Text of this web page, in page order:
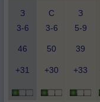
З
3-6
С
3-6
З
5-9
46 50 39
+31 +30 +33